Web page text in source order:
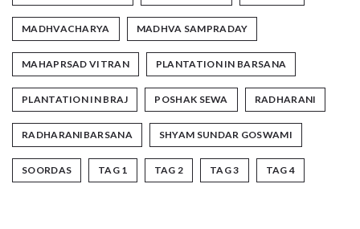
MADHVACHARYA MADHVA SAMPRADAY
MAHAPRSAD VITRAN PLANTATION IN BARSANA
PLANTATION IN BRAJ POSHAK SEWA RADHARANI
RADHARANIBARSANA SHYAM SUNDAR GOSWAMI
SOORDAS TAG 1 TAG 2 TAG 3 TAG 4